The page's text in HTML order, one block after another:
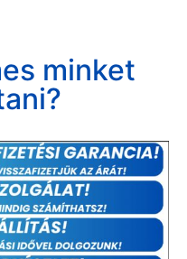
minket